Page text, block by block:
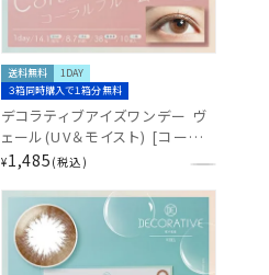
送料無料
1DAY
３箱同時購入で１箱分無料
デコラティブアイズワンデー ヴ
ェール(UV＆モイスト) [コーラ
ルブルーム][10枚入] SE44586
¥1,485 税込